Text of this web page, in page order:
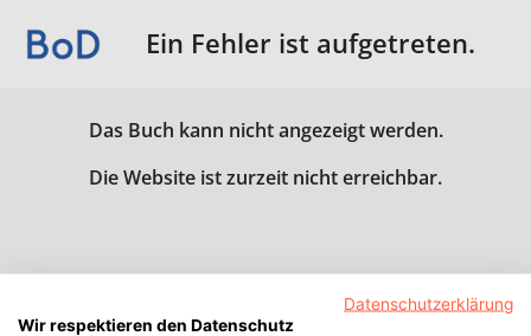
Ein Fehler ist aufgetreten.
Das Buch kann nicht angezeigt werden.
Die Website ist zurzeit nicht erreichbar.
Datenschutzerklärung
Wir respektieren den Datenschutz